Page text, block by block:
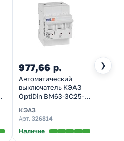
❯
977,66 р.
Автоматический
выключатель КЭАЗ
OptiDin BM63-3C25-
4,5кА (автомат
электрический)
КЭАЗ
Арт. 326814
Наличие